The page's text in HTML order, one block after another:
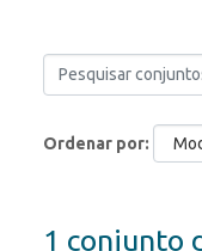
Ordenar por
1 conjunto